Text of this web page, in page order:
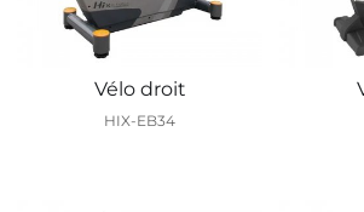
Vélo droit
HIX-EB34